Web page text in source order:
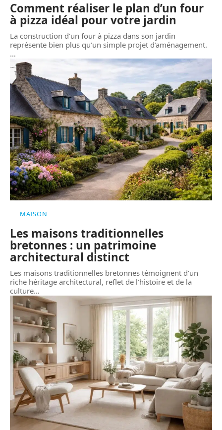
Comment réaliser le plan d’un four
à pizza idéal pour votre jardin
La construction d'un four à pizza dans son jardin
représente bien plus qu’un simple projet d’aménagement.
…
MAISON
Les maisons traditionnelles
bretonnes : un patrimoine
architectural distinct
Les maisons traditionnelles bretonnes témoignent d’un
riche héritage architectural, reflet de l’histoire et de la
culture…